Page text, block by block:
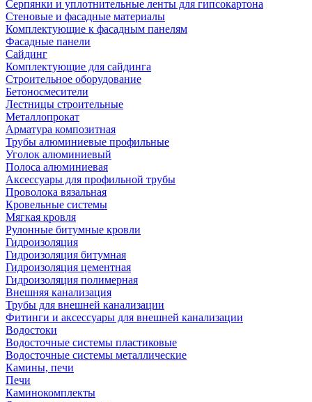
Серпянки и уплотнительные ленты для гипсокартона
Стеновые и фасадные материалы
Комплектующие к фасадным панелям
Фасадные панели
Сайдинг
Комплектующие для сайдинга
Строительное оборудование
Бетоносмесители
Лестницы строительные
Металлопрокат
Арматура композитная
Трубы алюминиевые профильные
Уголок алюминиевый
Полоса алюминиевая
Аксессуары для профильной трубы
Проволока вязальная
Кровельные системы
Мягкая кровля
Рулонные битумные кровли
Гидроизоляция
Гидроизоляция битумная
Гидроизоляция цементная
Гидроизоляция полимерная
Внешняя канализация
Трубы для внешней канализации
Фитинги и аксессуары для внешней канализации
Водостоки
Водосточные системы пластиковые
Водосточные системы металлические
Камины, печи
Печи
Каминокомплекты